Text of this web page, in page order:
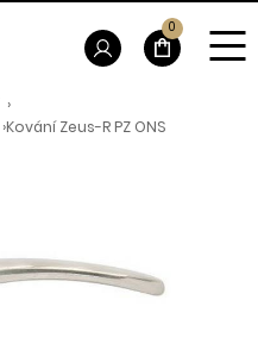
›
›Kování Zeus-R PZ ONS
0